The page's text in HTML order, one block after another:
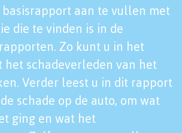
aan te vullen met
die te vinden is in de
Zo kunt u in het
het schadeverleden van het
Verder leest u in dit rapport
schade op de auto, om wat
ging en wat het